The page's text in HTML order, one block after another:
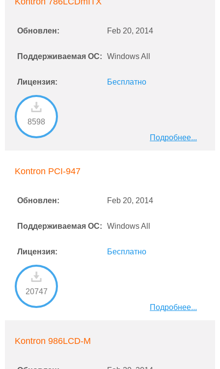
Обновлен: Feb 20, 2014
Поддерживаемая ОС: Windows All
Лицензия: Бесплатно
8598
Подробнее...
Kontron PCI-947
Обновлен: Feb 20, 2014
Поддерживаемая ОС: Windows All
Лицензия: Бесплатно
20747
Подробнее...
Kontron 986LCD-M